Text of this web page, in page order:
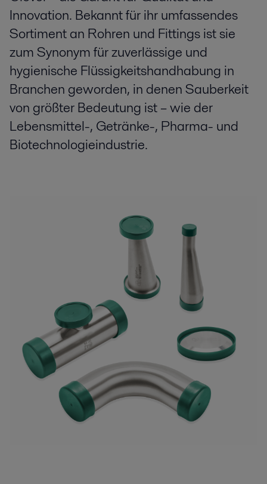
Innovation. Bekannt für ihr umfassendes
Sortiment an Rohren und Fittings ist sie
zum Synonym für zuverlässige und
hygienische Flüssigkeitshandhabung in
Branchen geworden, in denen Sauberkeit
von größter Bedeutung ist – wie der
Lebensmittel-, Getränke-, Pharma- und
Biotechnologieindustrie.